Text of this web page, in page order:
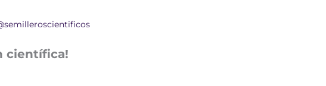
científica!